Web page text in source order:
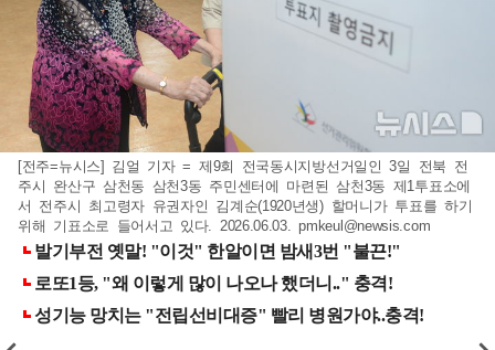
[전주=뉴시스] 김얼 기자 = 제9회 전국동시지방선거일인 3일 전북 전
주시 완산구 삼천동 삼천3동 주민센터에 마련된 삼천3동 제1투표소에
서 전주시 최고령자 유권자인 김계순(1920년생) 할머니가 투표를 하기
위해 기표소로 들어서고 있다. 2026.06.03.pmkeul@newsis.com